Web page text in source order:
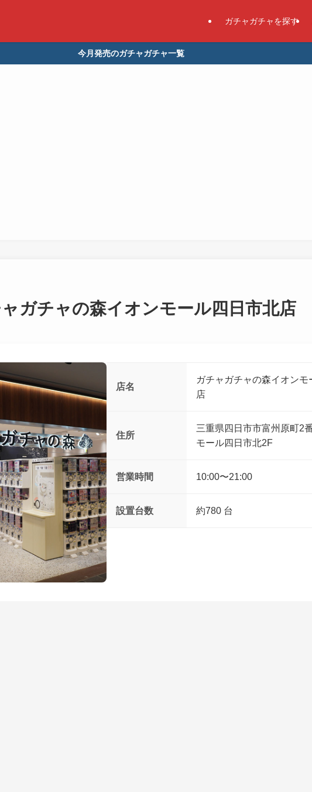
ガチャガチャを探す
今月発売のガチャガチャ一覧
ガチャの森イオンモール四日市北店
店名
ガチャガチャの森イオンモ
店
住所
三重県四日市市富州原町2
モール四日市北2F
営業時間 10:00〜21:00
設置台数 約780 台